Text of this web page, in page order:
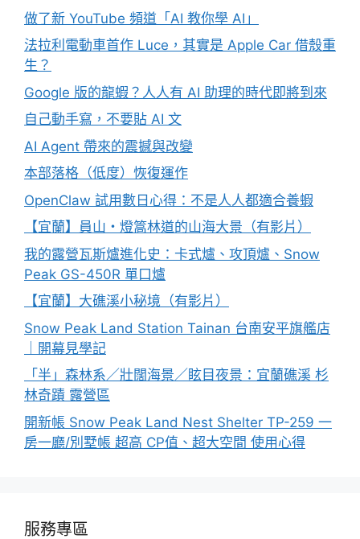
做了新 YouTube 頻道「AI 教你學 AI」
法拉利電動車首作 Luce，其實是 Apple Car 借殼重
生？
Google 版的龍蝦？人人有 AI 助理的時代即將到來
自己動手寫，不要貼 AI 文
AI Agent 帶來的震撼與改變
本部落格（低度）恢復運作
OpenClaw 試用數日心得：不是人人都適合養蝦
【宜蘭】員山・燈篙林道的山海大景（有影片）
我的露營瓦斯爐進化史：卡式爐、攻頂爐、Snow
Peak GS-450R 單口爐
【宜蘭】大礁溪小秘境（有影片）
Snow Peak Land Station Tainan 台南安平旗艦店
｜開幕見學記
「半」森林系／壯闊海景／眩目夜景：宜蘭礁溪 杉
林奇蹟 露營區
開新帳 Snow Peak Land Nest Shelter TP-259 一
房一廳/別墅帳 超高 CP值、超大空間 使用心得
服務專區